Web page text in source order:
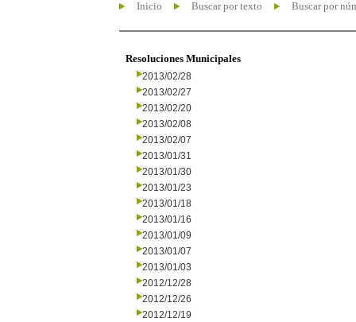
Inicio Buscar por texto Buscar por
Resoluciones Municipales
2013/02/28
2013/02/27
2013/02/20
2013/02/08
2013/02/07
2013/01/31
2013/01/30
2013/01/23
2013/01/18
2013/01/16
2013/01/09
2013/01/07
2013/01/03
2012/12/28
2012/12/26
2012/12/19